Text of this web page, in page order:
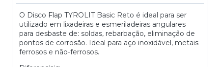
O Disco Flap TYROLIT Basic Reto é ideal para ser
utilizado em lixadeiras e esmeriladeiras angulares
para desbaste de: soldas, rebarbação, eliminação de
pontos de corrosão. Ideal para aço inoxidável, metais
ferrosos e não-ferrosos.